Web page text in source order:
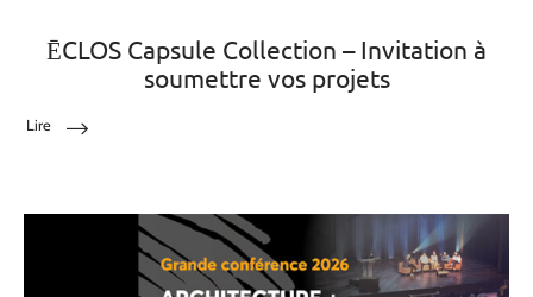
ĒCLOS Capsule Collection – Invitation à
soumettre vos projets
Lire